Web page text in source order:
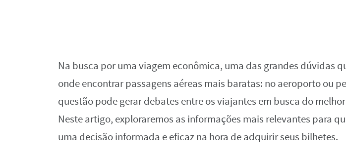
Na busca por uma viagem econômica, uma das grandes dúvidas
onde encontrar passagens aéreas mais baratas: no aeroporto ou
questão pode gerar debates entre os viajantes em busca do
Neste artigo, exploraremos as informações mais relevantes para
uma decisão informada e eficaz na hora de adquirir seus bilhetes.